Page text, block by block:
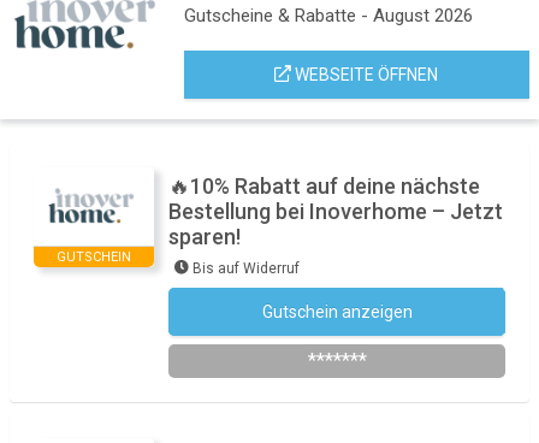
Gutscheine & Rabatte - August 2026
WEBSEITE ÖFFNEN
GUTSCHEIN
🔥10% Rabatt auf deine nächste
Bestellung bei Inoverhome – Jetzt
sparen!
Bis auf Widerruf
Gutschein anzeigen
*******